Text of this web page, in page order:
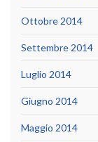
Ottobre 2014
Settembre 2014
Luglio 2014
Giugno 2014
Maggio 2014